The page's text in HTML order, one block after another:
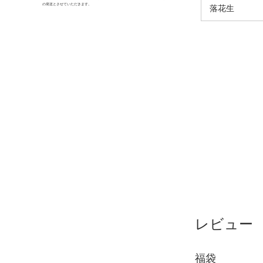
落花生
レビュー
福袋
の発送とさせていただきます。